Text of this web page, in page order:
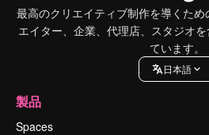
最高のクリエイティブ制作を導くた
エイター、企業、代理店、スタジオ
ています。
日本語
製品
Spaces